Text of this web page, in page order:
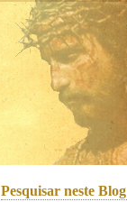
Pesquisar neste Blog